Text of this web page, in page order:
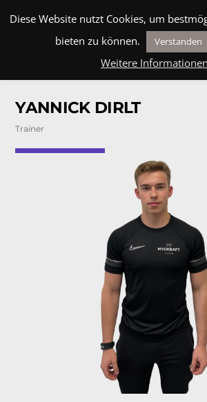
YANNICK DIRLT
Trainer
Diese Website nutzt Cookies, um
bieten zu können.
Verstanden
Weitere Informationen